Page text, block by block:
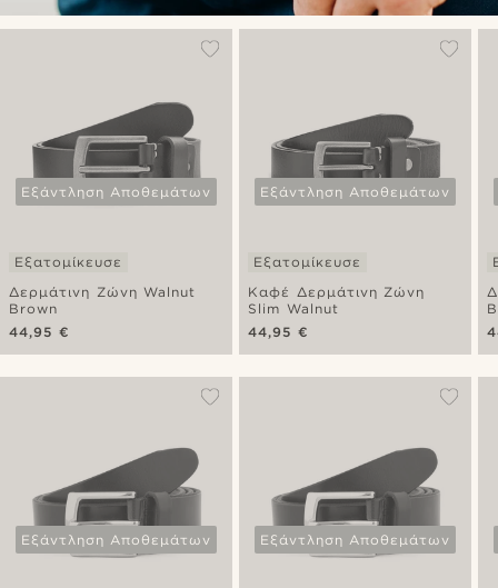
Εξάντληση Αποθεμάτων
Δερμάτινη Ζώνη Walnut
Brown
Εξατομίκευσε
44,95 €
Εξάντληση Αποθεμάτων
Καφέ Δερμάτινη Ζώνη
Slim Walnut
Εξατομίκευσε
44,95 €
Εξάντληση Αποθεμάτων Εξάντληση Αποθεμάτων